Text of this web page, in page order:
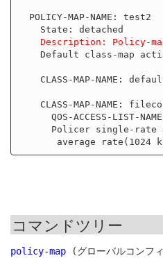
Description:
コマンドツリー
policy-map (グローバルコンフ